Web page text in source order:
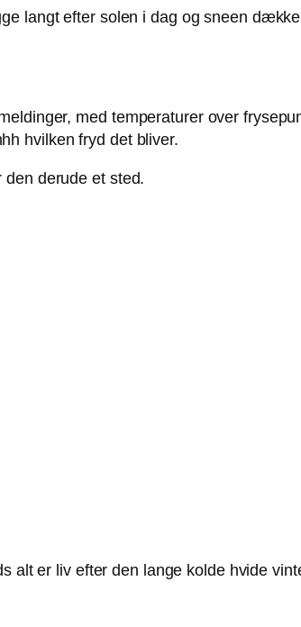
langt efter solen i dag og sneen
med temperaturer over
hvilken fryd det bliver.
derude et sted.
alt er liv efter den lange kolde hvide